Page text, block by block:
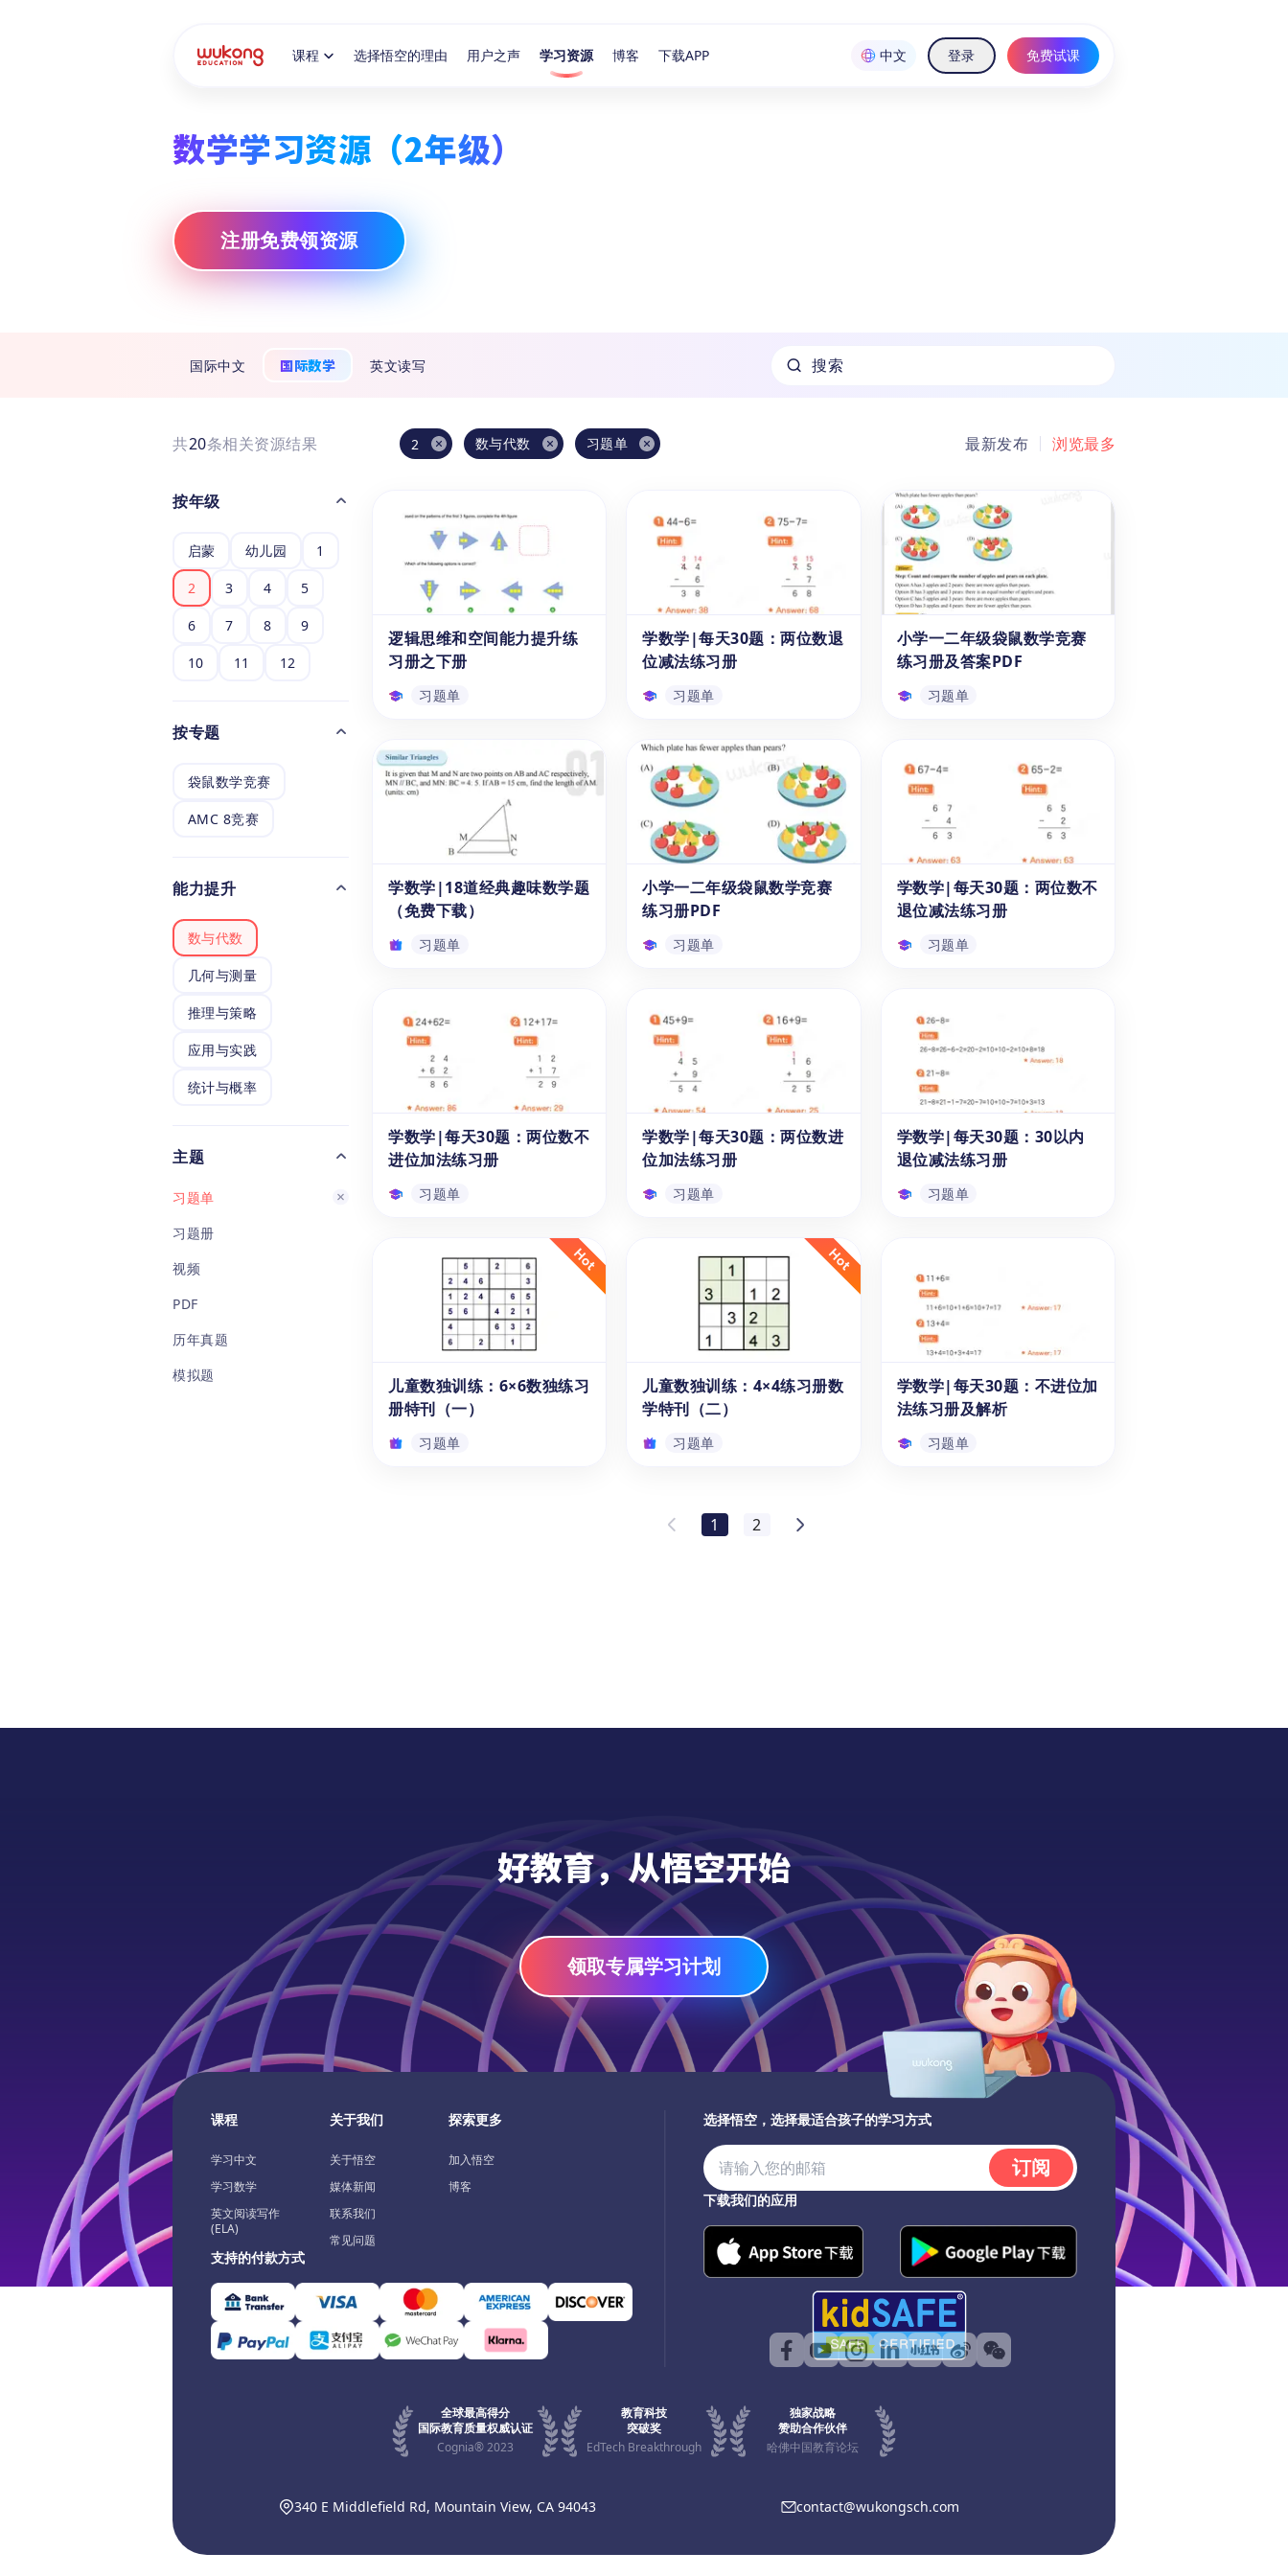
课程 选择悟空的理由 用户之声 学习资源 博客 下载APP 中文 登录 免费试课
数学学习资源（2年级）
注册免费领资源
国际中文 国际数学 英文读写 搜索
共20条相关资源结果 2 数与代数 习题单 最新发布 浏览最多
按年级
启蒙 幼儿园 1
2 3 4 5
6 7 8 9
10 11 12
按专题
袋鼠数学竞赛
AMC 8竞赛
能力提升
数与代数
几何与测量
推理与策略
应用与实践
统计与概率
主题
习题单
习题册
视频
PDF
历年真题
模拟题
逻辑思维和空间能力提升练
习册之下册
习题单
逻辑思维和空间能力提升练
习册之下册
通过《逻辑思维和空间能力提升
练习册之下册》这个免费且可下
载的中文PDF学习资源,可以帮助
6-15岁的儿童和学生在学习数学
时,提升逻辑思维、数学推理和
问题分析解决等能力。该资源针
对不同年级设计了一系列有趣的
数学应用题和逻辑推理练习,内
习题单
学数学|每天30题：两位数退
位减法练习册
习题单
学数学|每天30题：两位数
退位减法练习册
《每天30题：两位数退位减法练
习册》可以帮助6-7岁的一年级
与二年级学生，高效掌握两位数
减去两位数的退位减法计算的计
算法则，并借助具体的数字计算
练习，引导孩子们理解抽象的数
位概念和进制系统的运作机制。
本系列习题册包括《计算天天
习题单
小学一二年级袋鼠数学竞赛
练习册及答案PDF
习题单
练习册及答案PDF
这本练习册提供详细的答案和解
析，每道题目下面都有解析提示
和多种解法，可以帮助低年级学
生更好地培养数学思维，掌握更
多解题方法，并为今后的学习打
下坚实的基础。快来下载《袋鼠
数学练习册》的PDF答案吧！
习题单
学数学|18道经典趣味数学题
（免费下载）
习题单
题（免费下载）
《学数学|18道经典趣味数学
题》是一份可免费下载的PDF数
学练习册，适合6-14岁的孩子或
学生使用。该练习册涵盖了数与
代数、几何与测量、应用等1-6
年纪小学生的数学知识。通过解
答练习册中的题目，海外孩子能
够巩固和应用所学的数学知识，
习题单
小学一二年级袋鼠数学竞赛
练习册PDF
习题单
练习册PDF
想要让您的孩子爱上数学吗？快
来下载这套《袋鼠数学练习册》
PDF吧！这本练习册专为1-2年
级（6-8岁）的孩子设计，共包
含20道题目，题目由易到难排
列，并配有生动的图片，能够吸
引学生的注意力，让学习数学不
再枯燥。无论是为日常学习还是
习题单
学数学|每天30题：两位数不
退位减法练习册
习题单
不退位减法练习册
《每天30题：两位数不退位减法
练习册》可以帮助6-7岁的一年
级与二年级学生，高效掌握两位
数减去两位数的不退位减法计算
的计算法则，并通过连续的类型
题练习进行知识点加深与巩固，
进而培养正确的计算习惯，为后
续更复杂的代数知识打下了坚实
习题单
学数学|每天30题：两位数不
进位加法练习册
习题单
学数学|每天30题：两位数
不进位加法练习册
《学数学|每天30题：两位数不
进位加法练习册》可以帮助6-7
岁的一年级与二年级学生，有效
学习在面对两位数加两位数的加
法计算时，如何快速地列出竖式
计算，分别进行个位数与十位数
的相加减。本系列习题册包括
《计算天天练》十册，本资源为
习题单
学数学|每天30题：两位数进
位加法练习册
习题单
学数学|每天30题：两位数
进位加法练习册
《学数学|每天30题：两位数进
位加法练习册》可以帮助6-7岁
的一年级与二年级学生，有效学
习在面对两位数加两位数的进位
加法计算时，如何注意进位的细
节和步骤，在计算过程中保持高
度的注意力和细心，避免出错。
本系列习题册包括《计算天天
习题单
学数学|每天30题：30以内
退位减法练习册
习题单
退位减法练习册
《学数学|每天30题：30以内退
位减法练习册》可以帮助6-7岁
的一年级与二年级学生，有效学
习在面对两位数减去两位数的退
位计算时，如何快速地列出竖式
计算，精准解决问题。本系列习
题册包括《计算天天练》十册，
本资源为第六册。
习题单
儿童数独训练：6×6数独练习
册特刊（一）
习题单
儿童数独训练：4×4练习册数
学特刊（二）
习题单
数学特刊（二）
容将为孩子们打下坚实的数独基
学数学|每天30题：不进位加
法练习册及解析
习题单
1 2
好教育，从悟空开始
领取专属学习计划
课程
学习中文
学习数学
英文阅读写作
(ELA)
关于我们
关于悟空
媒体新闻
联系我们
常见问题
探索更多
加入悟空
博客
支持的付款方式
选择悟空，选择最适合孩子的学习方式
订阅
下载我们的应用
全球最高得分
国际教育质量权威认证
Cognia® 2023
教育科技
突破奖
EdTech Breakthrough
独家战略
赞助合作伙伴
哈佛中国教育论坛
340 E Middlefield Rd, Mountain View, CA 94043 contact@wukongsch.com